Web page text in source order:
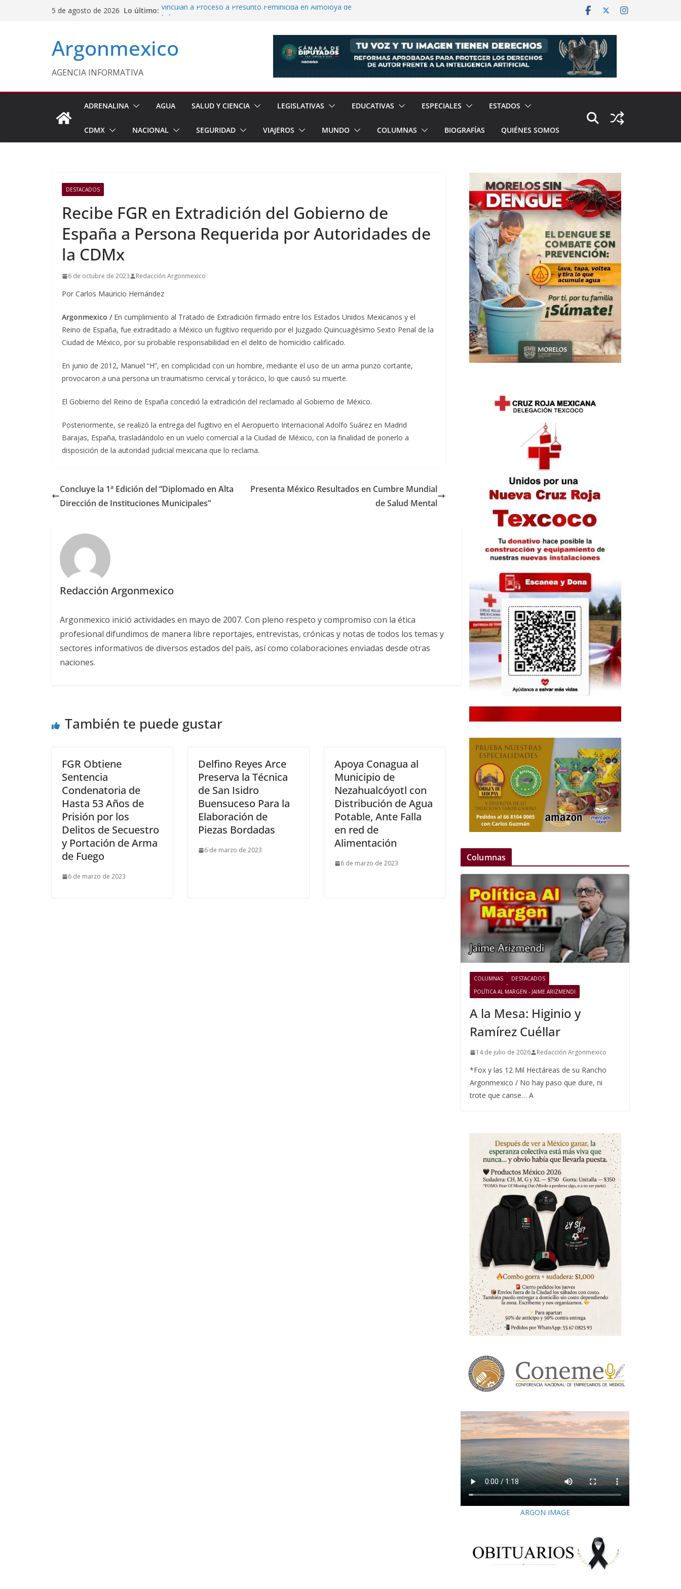
5 de agosto de 2026 Lo último: Vinculan a Proceso a Presunto Feminicida en Almoloya de
Sheinbaum Anuncia Jornada Nacional de Reforestación con
Fiestas de la Vendimia Esperan 90 mil Visitantes en Baja
California
Argonmexico
AGENCIA INFORMATIVA
ADRENALINA AGUA SALUD Y CIENCIA LEGISLATIVAS EDUCATIVAS ESPECIALES ESTADOS
CDMX NACIONAL SEGURIDAD VIAJEROS MUNDO COLUMNAS BIOGRAFÍAS QUIÉNES SOMOS
DESTACADOS
Recibe FGR en Extradición del Gobierno de
España a Persona Requerida por Autoridades de
la CDMx
6 de octubre de 2023 Redacción Argonmexico
Por Carlos Mauricio Hernández
Argonmexico / En cumplimiento al Tratado de Extradición firmado entre los Estados Unidos Mexicanos y el
Reino de España, fue extraditado a México un fugitivo requerido por el Juzgado Quincuagésimo Sexto Penal de la
Ciudad de México, por su probable responsabilidad en el delito de homicidio calificado.
En junio de 2012, Manuel “H”, en complicidad con un hombre, mediante el uso de un arma punzo cortante,
provocaron a una persona un traumatismo cervical y torácico, lo que causó su muerte.
El Gobierno del Reino de España concedió la extradición del reclamado al Gobierno de México.
Posteriormente, se realizó la entrega del fugitivo en el Aeropuerto Internacional Adolfo Suárez en Madrid
Barajas, España, trasladándolo en un vuelo comercial a la Ciudad de México, con la finalidad de ponerlo a
disposición de la autoridad judicial mexicana que lo reclama.
Concluye la 1ª Edición del “Diplomado en Alta
Dirección de Instituciones Municipales”
Presenta México Resultados en Cumbre Mundial
de Salud Mental
Redacción Argonmexico
Argonmexico inició actividades en mayo de 2007. Con pleno respeto y compromiso con la ética
profesional difundimos de manera libre reportajes, entrevistas, crónicas y notas de todos los temas y
sectores informativos de diversos estados del país, así como colaboraciones enviadas desde otras
naciones.
También te puede gustar
FGR Obtiene
Sentencia
Condenatoria de
Hasta 53 Años de
Prisión por los
Delitos de Secuestro
y Portación de Arma
de Fuego
6 de marzo de 2023
Delfino Reyes Arce
Preserva la Técnica
de San Isidro
Buensuceso Para la
Elaboración de
Piezas Bordadas
6 de marzo de 2023
Apoya Conagua al
Municipio de
Nezahualcóyotl con
Distribución de Agua
Potable, Ante Falla
en red de
Alimentación
6 de marzo de 2023
Columnas
COLUMNAS
DESTACADOS
POLÍTICA AL MARGEN - JAIME ARIZMENDI
A la Mesa: Higinio y
Ramírez Cuéllar
14 de julio de 2026 Redacción Argonmexico
*Fox y las 12 Mil Hectáreas de su Rancho
Argonmexico / No hay paso que dure, ni
trote que canse… A
ARGON IMAGE